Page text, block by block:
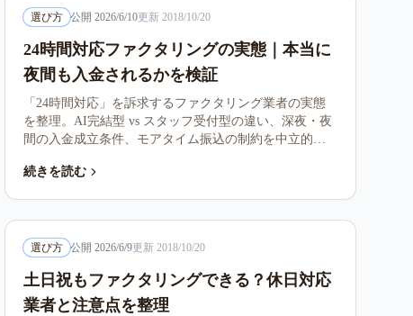
選び方 公開 2026/6/10更新 2018/10/20
24時間対応ファクタリングの実態｜本当に
夜間も入金されるかを検証
「24時間対応」を訴求するファクタリング業者の実態
を整理。AI完結型 vs スタッフ受付型の違い、深夜・夜
間の入金成立条件、モアタイム振込の制約を中立的に
続きを読む
選び方 公開 2026/6/9更新 2018/10/20
土日祝もファクタリングできる？休日対応
業者と注意点を整理